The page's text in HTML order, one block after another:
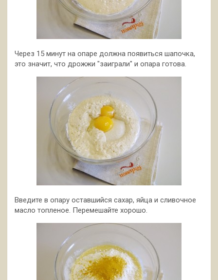
Через 15 минут на опаре должна появиться шапочка,
это значит, что дрожжи "заиграли" и опара готова.
Введите в опару оставшийся сахар, яйца и сливочное
масло топленое. Перемешайте хорошо.